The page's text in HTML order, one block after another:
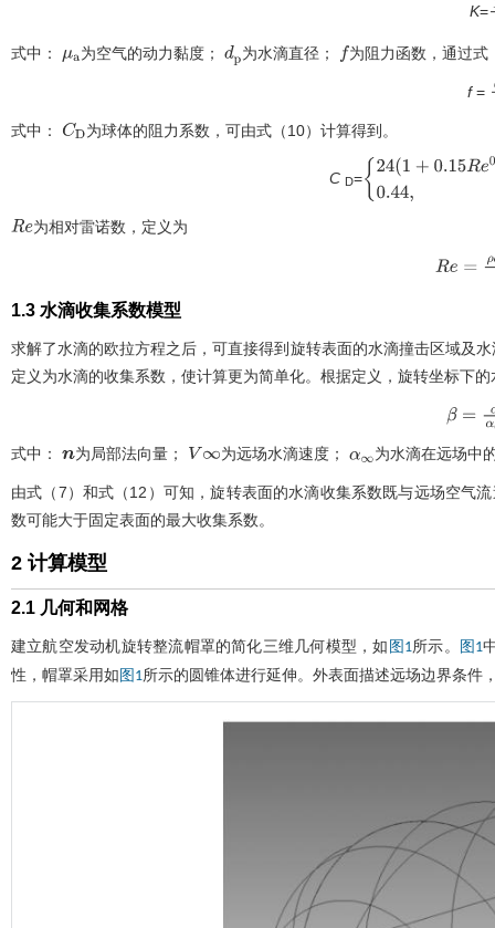
K=
式中： μa为空气的动力黏度； dp为水滴直径； f 为阻力函数，通过式
f=
式中：
CD为球体的阻力系数，可由式（10） 计算得到。
C D=24( + 0.15
Re为相对雷诺数，定义为
Re =
1.3 水滴收集系数模型
求解了水滴的欧拉方程之后，可直接得到旋转表面的水滴撞击区域及
定义为水滴的收集系数，使计算更为简单化。根据定义，旋转坐标下
β=αα ∞
式中：
n 为局部法向量； V∞ 为远场水滴速度； α∞ 为水滴在远场中
由式（7） 和式（12） 可知，旋转表面的水滴收集系数既与远场空气
数可能大于固定表面的最大收集系数。
2 计算模型
2.1 几何和网格
建立航空发动机旋转整流帽罩的简化三维几何模型，如 图1所示。 图1
性，帽罩采用如 图1所示的圆锥体进行延伸。外表面描述远场边界条件